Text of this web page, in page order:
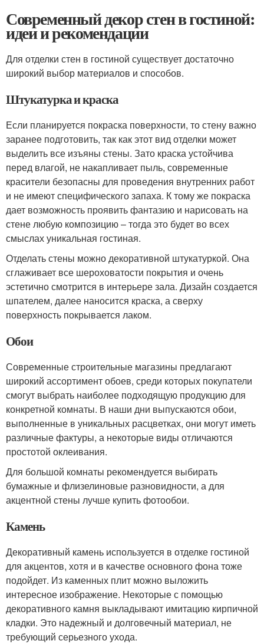
Современный декор стен в гостиной:
идеи и рекомендации
Для отделки стен в гостиной существует достаточно
широкий выбор материалов и способов.
Штукатурка и краска
Если планируется покраска поверхности, то стену важно
заранее подготовить, так как этот вид отделки может
выделить все изъяны стены. Зато краска устойчива
перед влагой, не накапливает пыль, современные
красители безопасны для проведения внутренних работ
и не имеют специфического запаха. К тому же покраска
дает возможность проявить фантазию и нарисовать на
стене любую композицию – тогда это будет во всех
смыслах уникальная гостиная.
Отделать стены можно декоративной штукатуркой. Она
сглаживает все шероховатости покрытия и очень
эстетично смотрится в интерьере зала. Дизайн создается
шпателем, далее наносится краска, а сверху
поверхность покрывается лаком.
Обои
Современные строительные магазины предлагают
широкий ассортимент обоев, среди которых покупатели
смогут выбрать наиболее подходящую продукцию для
конкретной комнаты. В наши дни выпускаются обои,
выполненные в уникальных расцветках, они могут иметь
различные фактуры, а некоторые виды отличаются
простотой оклеивания.
Для большой комнаты рекомендуется выбирать
бумажные и флизелиновые разновидности, а для
акцентной стены лучше купить фотообои.
Камень
Декоративный камень используется в отделке гостиной
для акцентов, хотя и в качестве основного фона тоже
подойдет. Из каменных плит можно выложить
интересное изображение. Некоторые с помощью
декоративного камня выкладывают имитацию кирпичной
кладки. Это надежный и долговечный материал, не
требующий серьезного ухода.